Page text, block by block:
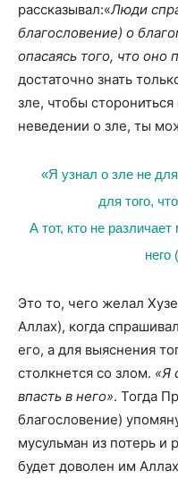
рассказывал:«Люди
благословение) о
опасаясь того, что оно
достаточно знать
зле, чтобы
неведении о зле, ты
«Я узнал о зле не
для того,
А тот, кто не
него
Это то, чего желал
Аллах), когда
его, а для выяснения
столкнется со злом. «Я
впасть в него». Тогда
благословение)
мусульман из потерь и
будет доволен им